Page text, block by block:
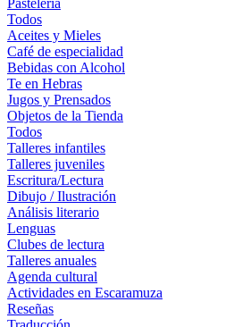
Pastelería
Todos
Aceites y Mieles
Café de especialidad
Bebidas con Alcohol
Te en Hebras
Jugos y Prensados
Objetos de la Tienda
Todos
Talleres infantiles
Talleres juveniles
Escritura/Lectura
Dibujo / Ilustración
Análisis literario
Lenguas
Clubes de lectura
Talleres anuales
Agenda cultural
Actividades en Escaramuza
Reseñas